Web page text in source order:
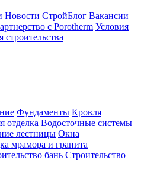
Новости СтройБлог Вакансии
с Porotherm Условия
строительства
Фундаменты Кровля
отделка Водосточные системы
лестницы Окна
мрамора и гранита
бань Строительство